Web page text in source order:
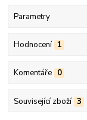
Parametry
Hodnocení 1
Komentáře 0
Související zboží 3